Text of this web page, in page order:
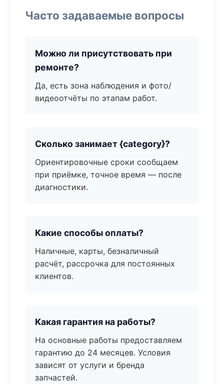
Часто задаваемые вопросы
Можно ли присутствовать при
ремонте?
Да, есть зона наблюдения и фото/
видеоотчёты по этапам работ.
Сколько занимает {category}?
Ориентировочные сроки сообщаем
при приёмке, точное время — после
диагностики.
Какие способы оплаты?
Наличные, карты, безналичный
расчёт, рассрочка для постоянных
клиентов.
Какая гарантия на работы?
На основные работы предоставляем
гарантию до 24 месяцев. Условия
зависят от услуги и бренда
запчастей.